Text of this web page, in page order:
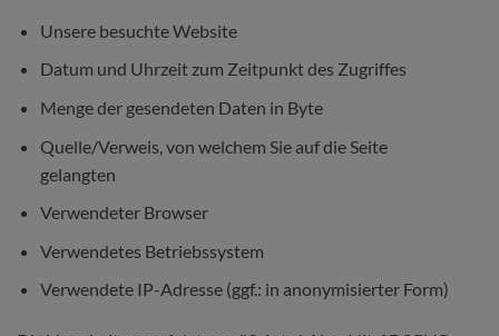
Unsere besuchte Website
Datum und Uhrzeit zum Zeitpunkt des Zugriffes
Menge der gesendeten Daten in Byte
Quelle/Verweis, von welchem Sie auf die Seite
gelangten
Verwendeter Browser
Verwendetes Betriebssystem
Verwendete IP-Adresse (ggf.: in anonymisierter Form)